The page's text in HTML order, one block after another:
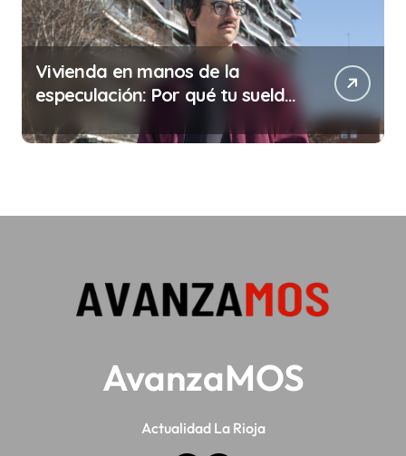
Vivienda en manos de la
especulación: Por qué tu sueldo
AvanzaMOS
Actualidad La Rioja